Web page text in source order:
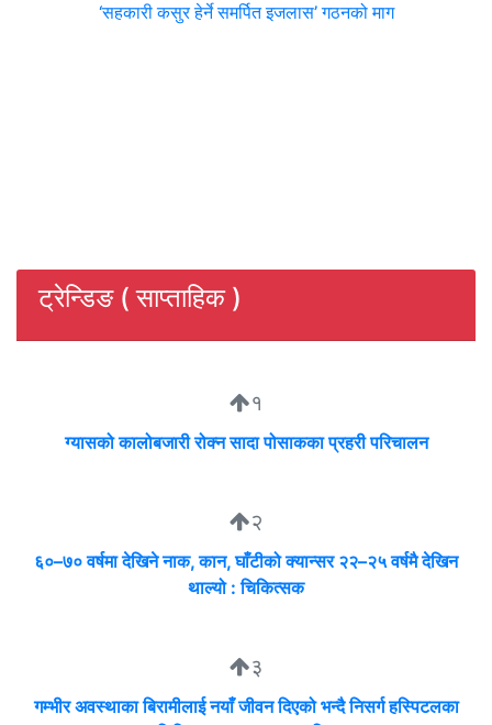
‘सहकारी कसुर हेर्ने समर्पित इजलास’ गठनको माग
ट्रेन्डिङ ( साप्ताहिक )
१
ग्यासको कालोबजारी रोक्न सादा पोसाकका प्रहरी परिचालन
२
६०–७० वर्षमा देखिने नाक, कान, घाँटीको क्यान्सर २२–२५ वर्षमै देखिन
थाल्यो : चिकित्सक
३
गम्भीर अवस्थाका बिरामीलाई नयाँ जीवन दिएको भन्दै निसर्ग हस्पिटलका